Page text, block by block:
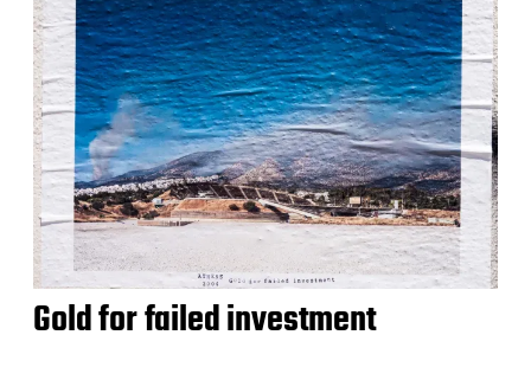
Gold for failed investment